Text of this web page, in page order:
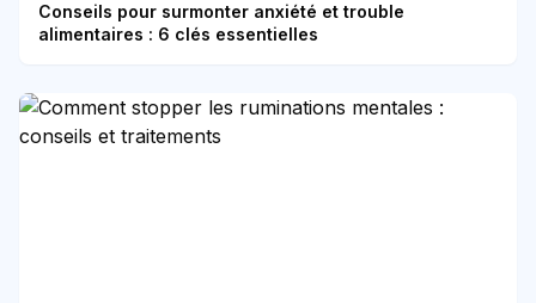
Conseils pour surmonter anxiété et trouble
alimentaires : 6 clés essentielles